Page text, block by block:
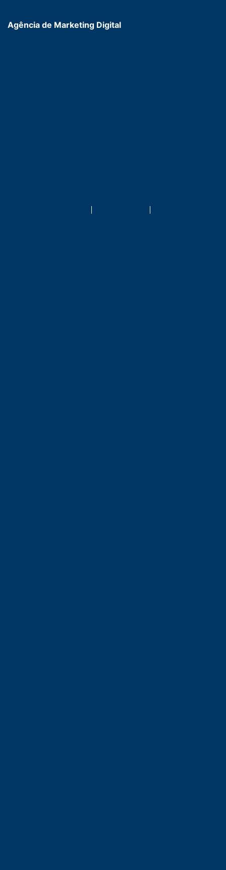
Agência de Marketing Digital